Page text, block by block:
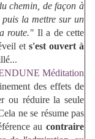
chemin, de façon à
puis la mettre sur un
route." Il a de cette
et s'est ouvert à
Méditation
des effets de
ou réduire la seule
ne se résume pas
au contraire